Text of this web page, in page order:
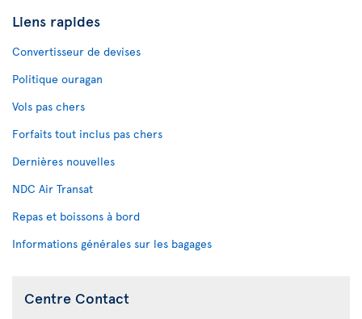
Liens rapides
Convertisseur de devises
Politique ouragan
Vols pas chers
Forfaits tout inclus pas chers
Dernières nouvelles
NDC Air Transat
Repas et boissons à bord
Informations générales sur les bagages
Centre Contact